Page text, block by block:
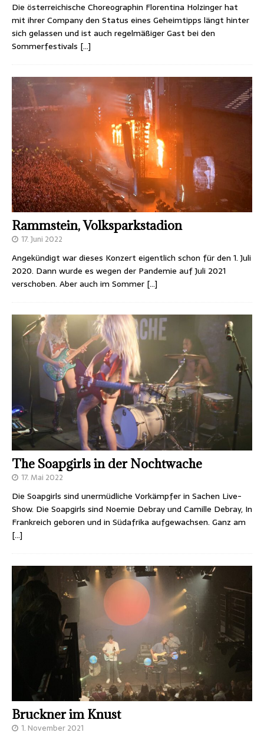
Die österreichische Choreographin Florentina Holzinger hat
mit ihrer Company den Status eines Geheimtipps längt hinter
sich gelassen und ist auch regelmäßiger Gast bei den
Sommerfestivals […]
Rammstein, Volksparkstadion
17. Juni 2022
Angekündigt war dieses Konzert eigentlich schon für den 1. Juli
2020. Dann wurde es wegen der Pandemie auf Juli 2021
verschoben. Aber auch im Sommer […]
The Soapgirls in der Nochtwache
17. Mai 2022
Die Soapgirls sind unermüdliche Vorkämpfer in Sachen Live-
Show. Die Soapgirls sind Noemie Debray und Camille Debray, In
Frankreich geboren und in Südafrika aufgewachsen. Ganz am
[…]
Bruckner im Knust
1. November 2021